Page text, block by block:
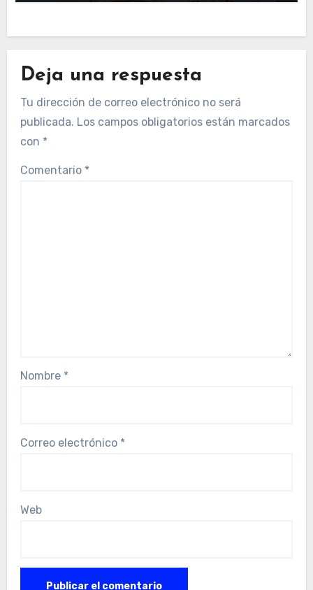
Deja una respuesta
Tu dirección de correo electrónico no será
publicada. Los campos obligatorios están marcados
con *
Comentario *
Nombre *
Correo electrónico *
Web